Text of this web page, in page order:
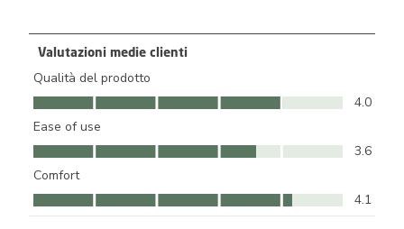
Valutazioni medie clienti
Qualità del prodotto
Qualità del prodotto, 4.0 su 5
4.0
Ease of use
Ease of use, 3.6 su 5
3.6
Comfort
Comfort, 4.1 su 5
4.1